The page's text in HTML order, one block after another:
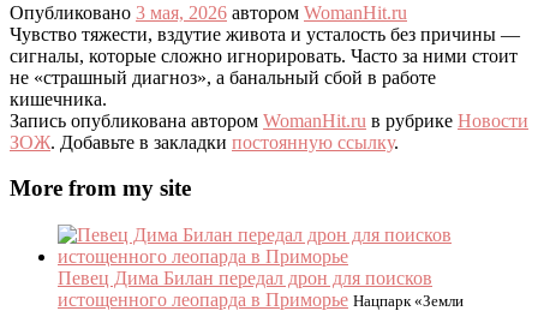
Опубликовано 3 мая, 2026 автором WomanHit.ru
Чувство тяжести, вздутие живота и усталость без причины —
сигналы, которые сложно игнорировать. Часто за ними стоит
не «страшный диагноз», а банальный сбой в работе
кишечника.
Запись опубликована автором WomanHit.ru в рубрике Новости
ЗОЖ. Добавьте в закладки постоянную ссылку.
More from my site
Певец Дима Билан передал дрон для поисков
истощенного леопарда в Приморье Нацпарк «Земли